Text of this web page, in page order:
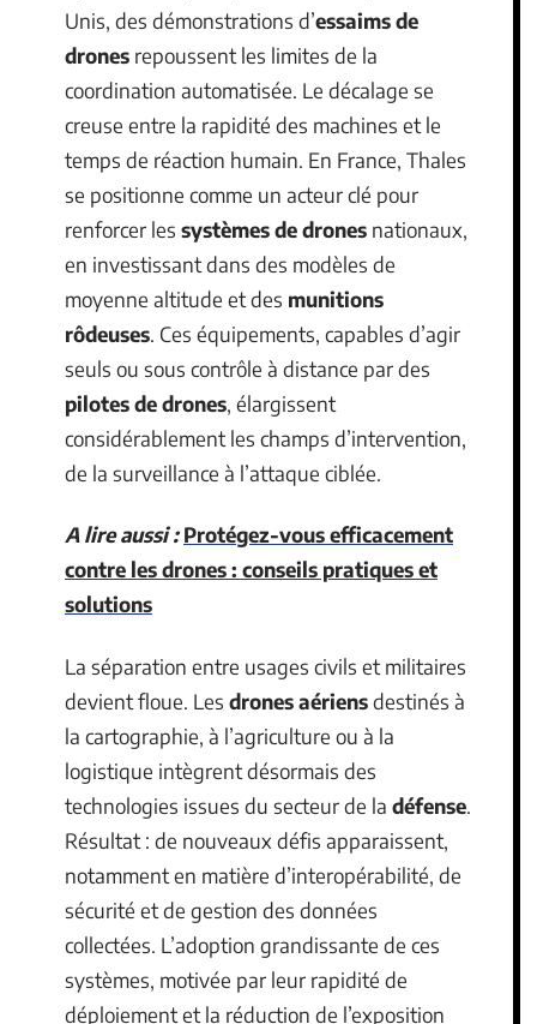
Unis, des démonstrations d’essaims de
drones repoussent les limites de la
coordination automatisée. Le décalage se
creuse entre la rapidité des machines et le
temps de réaction humain. En France, Thales
se positionne comme un acteur clé pour
renforcer les systèmes de drones nationaux,
en investissant dans des modèles de
moyenne altitude et des munitions
rôdeuses. Ces équipements, capables d’agir
seuls ou sous contrôle à distance par des
pilotes de drones, élargissent
considérablement les champs d’intervention,
de la surveillance à l’attaque ciblée.
A lire aussi : Protégez-vous efficacement
contre les drones : conseils pratiques et
solutions
La séparation entre usages civils et militaires
devient floue. Les drones aériensdestinés à
la cartographie, à l’agriculture ou à la
logistique intègrent désormais des
technologies issues du secteur de la défense.
Résultat : de nouveaux défis apparaissent,
notamment en matière d’interopérabilité, de
sécurité et de gestion des données
collectées. L’adoption grandissante de ces
systèmes, motivée par leur rapidité de
déploiement et la réduction de l’exposition